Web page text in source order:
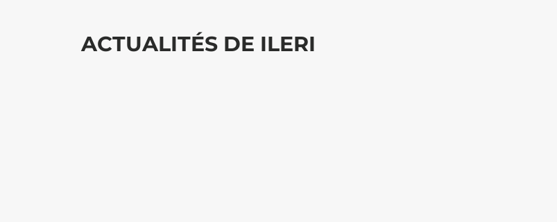
ACTUALITÉS DE ILERI